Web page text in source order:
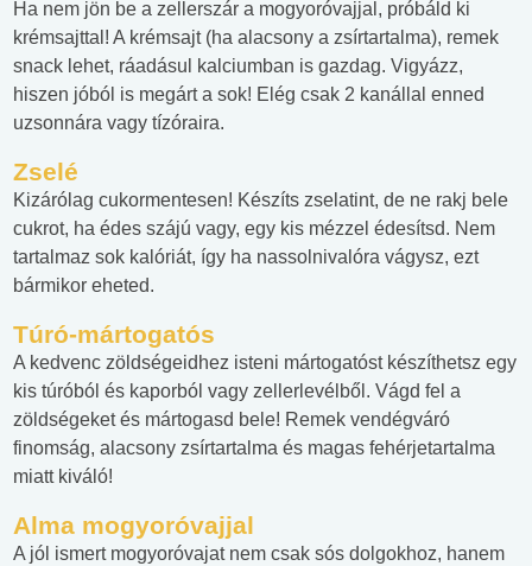
Ha nem jön be a zellerszár a mogyoróvajjal, próbáld ki
krémsajttal! A krémsajt (ha alacsony a zsírtartalma), remek
snack lehet, ráadásul kalciumban is gazdag. Vigyázz,
hiszen jóból is megárt a sok! Elég csak 2 kanállal enned
uzsonnára vagy tízóraira.
Zselé
Kizárólag cukormentesen! Készíts zselatint, de ne rakj bele
cukrot, ha édes szájú vagy, egy kis mézzel édesítsd. Nem
tartalmaz sok kalóriát, így ha nassolnivalóra vágysz, ezt
bármikor eheted.
Túró-mártogatós
A kedvenc zöldségeidhez isteni mártogatóst készíthetsz egy
kis túróból és kaporból vagy zellerlevélből. Vágd fel a
zöldségeket és mártogasd bele! Remek vendégváró
finomság, alacsony zsírtartalma és magas fehérjetartalma
miatt kiváló!
Alma mogyoróvajjal
A jól ismert mogyoróvajat nem csak sós dolgokhoz, hanem